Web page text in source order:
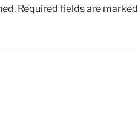
Required fields are marked